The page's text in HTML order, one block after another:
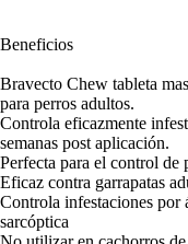
Beneficios
Bravecto Chew tableta
para perros adultos.
Controla eficazmente
semanas post aplicación.
Perfecta para el control de
Eficaz contra garrapatas
Controla infestaciones por
sarcóptica